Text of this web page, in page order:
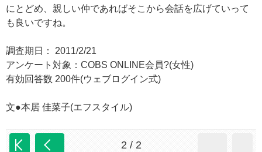
にとどめ、親しい仲であればそこから会話を広げていって
も良いですね。
調査期日： 2011/2/21
アンケート対象：COBS ONLINE会員?(女性)
有効回答数 200件(ウェブログイン式)
文●本居 佳菜子(エフスタイル)
2 / 2